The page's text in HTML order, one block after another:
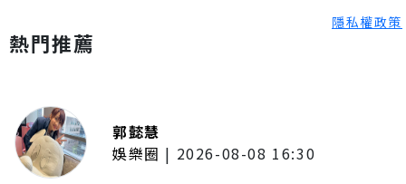
隱私權政策
熱門推薦
郭懿慧
娛樂圈 | 2026-08-08 16:30